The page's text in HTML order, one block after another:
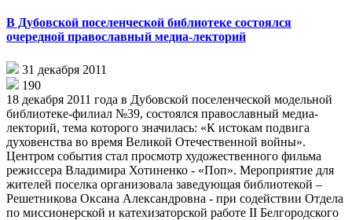
В Дубовской поселенческой библиотеке состоялся
очередной православный медиа-лекторий
31 декабря 2011
190
18 декабря 2011 года в Дубовской поселенческой модельной
библиотеке-филиал №39, состоялся православный медиа-
лекторий, тема которого значилась: «К истокам подвига
духовенства во время Великой Отечественной войны».
Центром события стал просмотр художественного фильма
режиссера Владимира Хотиненко - «Поп». Мероприятие для
жителей поселка организовала заведующая библиотекой –
Решетникова Оксана Александровна - при содействии Отдела
по миссионерской и катехизаторской работе II Белгородского